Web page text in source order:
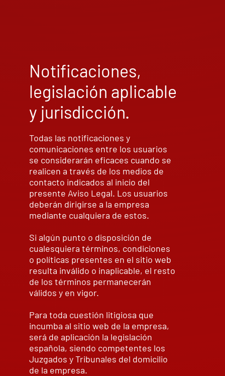
Notificaciones,
legislación aplicable
y jurisdicción.
Todas las notificaciones y
comunicaciones entre los usuarios
se considerarán eficaces cuando se
realicen a través de los medios de
contacto indicados al inicio del
presente Aviso Legal. Los usuarios
deberán dirigirse a la empresa
mediante cualquiera de estos.
Si algún punto o disposición de
cualesquiera términos, condiciones
o políticas presentes en el sitio web
resulta inválido o inaplicable, el resto
de los términos permanecerán
válidos y en vigor.
Para toda cuestión litigiosa que
incumba al sitio web de la empresa,
será de aplicación la legislación
española, siendo competentes los
Juzgados y Tribunales del domicilio
de la empresa.